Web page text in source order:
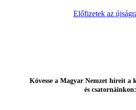
Előfizetek az
Kövesse a Magyar Nemzet híreit a
és csatornáinkon: